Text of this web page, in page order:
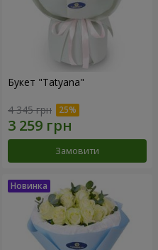
Букет "Tatyana"
4 345 грн
Замовити